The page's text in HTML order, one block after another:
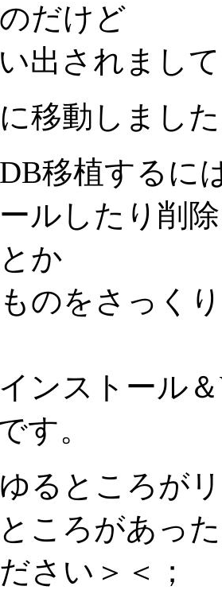
だけど
出されまし
に移動しまし
移植する
ルしたり削
か
のをさっく
ンストール
す。
るところが
ころがあっ
さい＞＜；